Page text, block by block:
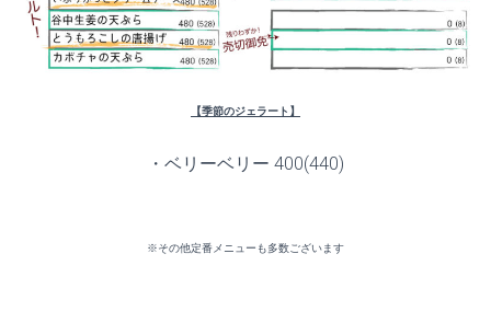
【季節のジェラート】
・ベリーベリー 400(440)
※その他定番メニューも多数ございます